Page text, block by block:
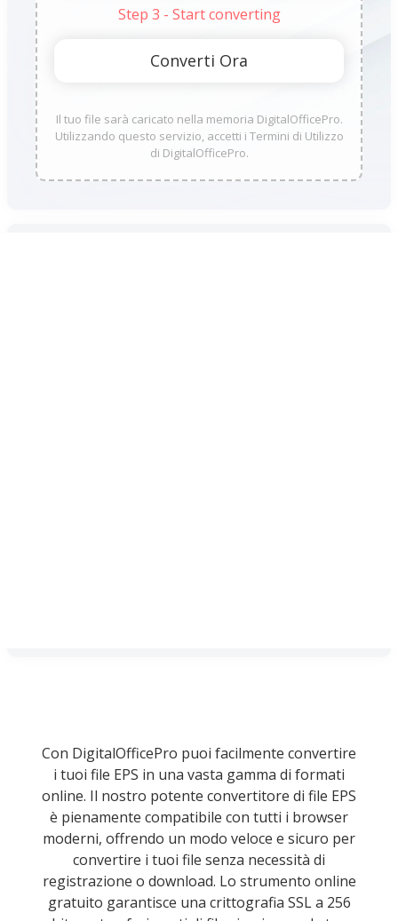
Step 3 - Start converting
Il tuo file sarà caricato nella memoria DigitalOfficePro.
Utilizzando questo servizio, accetti i Termini di Utilizzo
di DigitalOfficePro.
Con DigitalOfficePro puoi facilmente convertire
i tuoi file EPS in una vasta gamma di formati
online. Il nostro potente convertitore di file EPS
è pienamente compatibile con tutti i browser
moderni, offrendo un modo veloce e sicuro per
convertire i tuoi file senza necessità di
registrazione o download. Lo strumento online
gratuito garantisce una crittografia SSL a 256